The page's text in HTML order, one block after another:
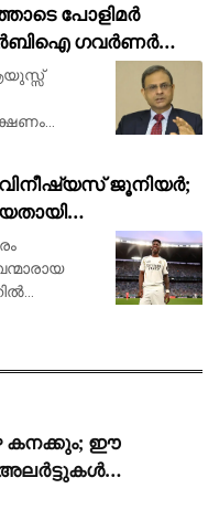
പോളിമർ
ഗവർണർ
ജൂനിയർ;
അത്‌ലറ്റിക്കും
കനക്കും; ഈ